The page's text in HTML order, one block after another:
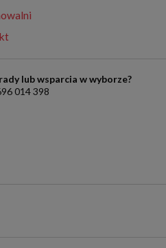
lub wsparcia w wyborze?
014 398